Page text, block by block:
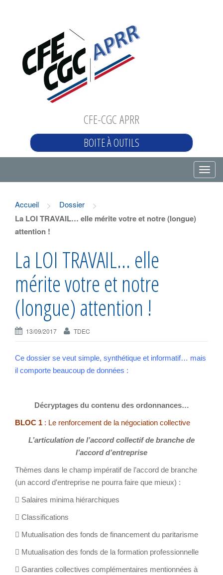
CFE-CGC APRR
BOITE À OUTILS
T
o
n
Accueil > Dossier >
La LOI TRAVAIL… elle mérite votre et notre (longue)
attention !
La LOI TRAVAIL… elle
mérite votre et notre
(longue) attention !
13/09/2017 TDEC
Ce dossier se veut simple, synthétique et informatif… mais
il comporte beaucoup de données :
Décryptages du contenu des ordonnances…
BLOC 1 : Le renforcement de la négociation collective
L’articulation de l’accord collectif de branche de
l’accord d’entreprise
Thèmes dans le champ impératif de l’accord de branche
(un accord d’entreprise ne pourra faire que mieux) :
 Salaires minima hiérarchiques
 Classifications
 Mutualisation des fonds de financement du paritarisme
 Mutualisation des fonds de la formation professionnelle
 Garanties collectives complémentaires mentionnées à